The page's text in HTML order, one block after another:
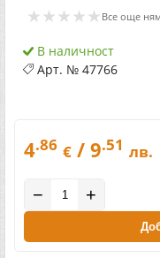
★★★★★ Все още
В наличност
Арт. № 47766
4.86 € / 9.51 лв.
− +